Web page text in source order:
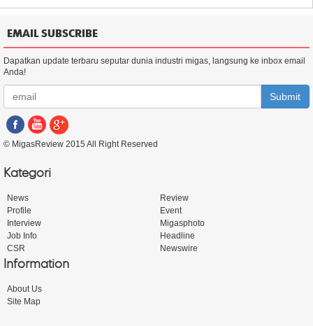
EMAIL SUBSCRIBE
Dapatkan update terbaru seputar dunia industri migas, langsung ke inbox email
Anda!
Submit
© MigasReview 2015 All Right Reserved
Kategori
News
Review
Profile
Event
Interview
Migasphoto
Job Info
Headline
CSR
Newswire
Information
About Us
Site Map